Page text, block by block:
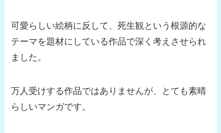
可愛らしい絵柄に反して、死生観という根源的な
テーマを題材にしている作品で深く考えさせられ
ました。
万人受けする作品ではありませんが、とても素晴
らしいマンガです。